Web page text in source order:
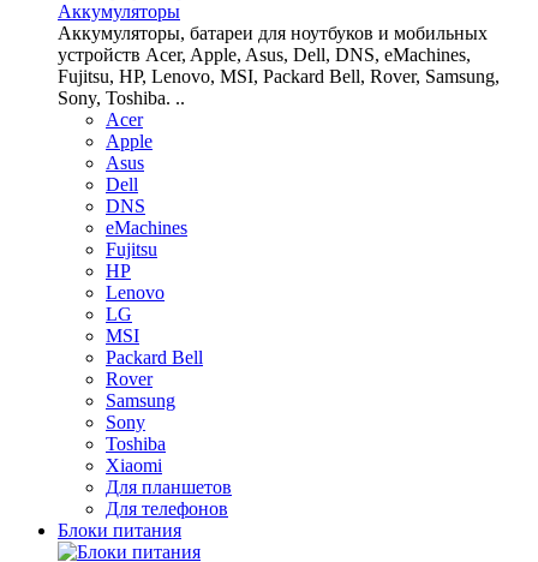
Аккумуляторы
Аккумуляторы, батареи для ноутбуков и мобильных
устройств Acer, Apple, Asus, Dell, DNS, eMachines,
Fujitsu, HP, Lenovo, MSI, Packard Bell, Rover, Samsung,
Sony, Toshiba. ..
Acer
Apple
Asus
Dell
DNS
eMachines
Fujitsu
HP
Lenovo
LG
MSI
Packard Bell
Rover
Samsung
Sony
Toshiba
Xiaomi
Для планшетов
Для телефонов
Блоки питания